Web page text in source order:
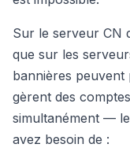
Sur le serveur CN
que sur les
bannières peuvent
gèrent des
simultanément —
avez besoin de :